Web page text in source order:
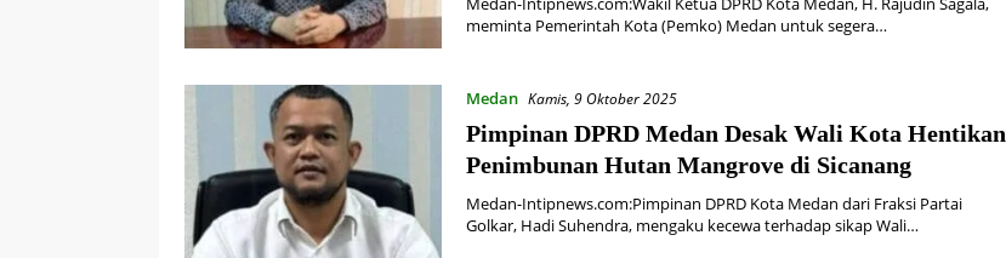
meminta Pemerintah Kota (Pemko) Medan untuk segera…
Medan Kamis, 9 Oktober 2025
Pimpinan DPRD Medan Desak Wali Kota Hentikan
Penimbunan Hutan Mangrove di Sicanang
Medan-Intipnews.com:Pimpinan DPRD Kota Medan dari Fraksi Partai
Golkar, Hadi Suhendra, mengaku kecewa terhadap sikap Wali…